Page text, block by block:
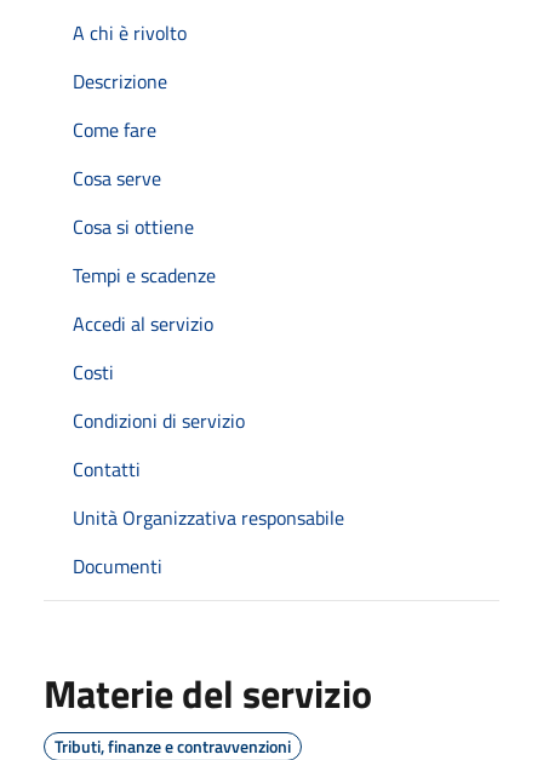
A chi è rivolto
Descrizione
Come fare
Cosa serve
Cosa si ottiene
Tempi e scadenze
Accedi al servizio
Costi
Condizioni di servizio
Contatti
Unità Organizzativa responsabile
Documenti
Materie del servizio
Tributi, finanze e contravvenzioni